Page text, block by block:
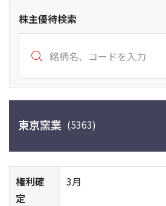
株主優待検索
東京窯業 (5363)
権利確
定
3月